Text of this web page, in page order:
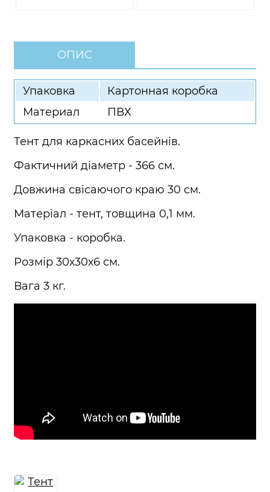
ОПИС
Упаковка
Картонная коробка
Материал
ПВХ
Тент для каркасних басейнів.
Фактичний діаметр - 366 см.
Довжина свісаючого краю 30 см.
Матеріал - тент, товщина 0,1 мм.
Упаковка - коробка.
Розмір 30х30х6 см.
Вага 3 кг.